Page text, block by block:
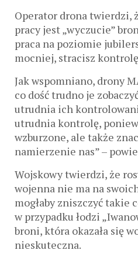
Operator drona twierdzi,
pracy jest „wyczucie”
praca na poziomie
mocniej, stracisz
Jak wspomniano, drony
co dość trudno je
utrudnia ich
utrudnia kontrolę,
wzburzone, ale także
namierzenie nas” –
Wojskowy twierdzi, że
wojenna nie ma na
mogłaby zniszczyć takie
w przypadku łodzi
broni, która okazała się
nieskuteczna.